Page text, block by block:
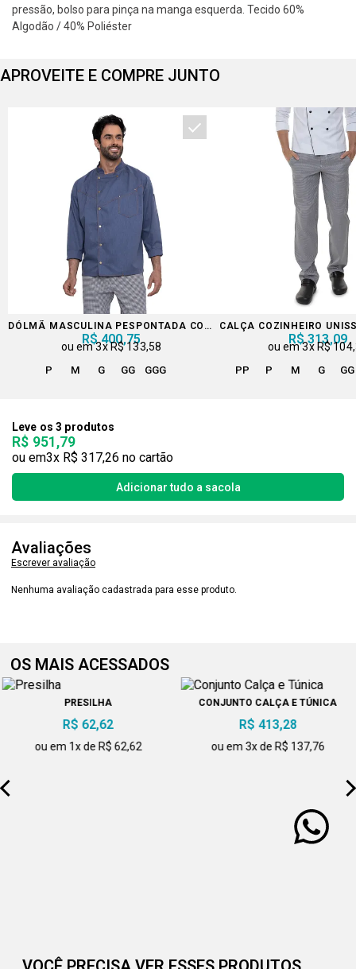
pressão, bolso para pinça na manga esquerda. Tecido 60%
Algodão / 40% Poliéster
APROVEITE E COMPRE JUNTO
DÓLMÃ MASCULINA PESPONTADA COM BOTÃO DE PRESSÃO
R$ 400,75
3xR$ 133,58
P M G GG GGG
CALÇA COZINHEIRO
R$ 313,09
3x R$
PP P M G GG
Leve os 3 produtos
R$ 951,79
3x R$ 317,26
Avaliações
Escrever avaliação
Nenhuma avaliação cadastrada para esse produto.
OS MAIS ACESSADOS
PRESILHA
R$ 62,62
ou em 1x de R$ 62,62
CONJUNTO CALÇA E TÚNICA
R$ 413,28
ou em 3x de R$ 137,76